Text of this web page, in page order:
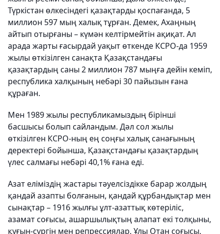
Түркістан өлкесіндегі қазақтарды қоспағанда, 5
миллион 597 мың халық тұрған. Демек, Ахаңның
айтып отырғаны – күмән келтірмейтін ақиқат. Ал
арада жарты ғасырдай уақыт өткенде КСРО-да 1959
жылы өткізілген санақта Қазақстандағы
қазақтардың саны 2 миллион 787 мыңға дейін кеміп,
республика халқының небәрі 30 пайызын ғана
құраған.
Мен 1989 жылы республикамыздың бірінші
басшысы болып сайландым. Дәл сол жылы
өткізілген КСРО-ның ең соңғы халық санағының
деректері бойынша, Қазақстандағы қазақтардың
үлес салмағы небәрі 40,1% ғана еді.
Азат еліміздің жастары тәуелсіздікке барар жолдың
қандай азапты болғанын, қандай құрбандықтар мен
сынақтар – 1916 жылғы ұлт-азаттық көтеріліс,
азамат соғысы, ашаршылықтың алапат екі толқыны,
қуғын-сүргін мен репрессиялар, Ұлы Отан соғысы,